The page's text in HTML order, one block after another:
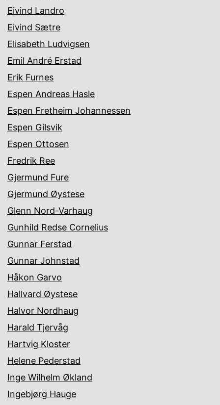
Eivind Landro
Eivind Sætre
Elisabeth Ludvigsen
Emil André Erstad
Erik Furnes
Espen Andreas Hasle
Espen Fretheim Johannessen
Espen Gilsvik
Espen Ottosen
Fredrik Ree
Gjermund Fure
Gjermund Øystese
Glenn Nord-Varhaug
Gunhild Redse Cornelius
Gunnar Ferstad
Gunnar Johnstad
Håkon Garvo
Hallvard Øystese
Halvor Nordhaug
Harald Tjervåg
Hartvig Kloster
Helene Pederstad
Inge Wilhelm Økland
Ingebjørg Hauge